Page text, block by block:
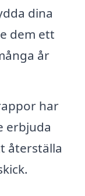
dina
dem ett
år
har
erbjuda
återställa